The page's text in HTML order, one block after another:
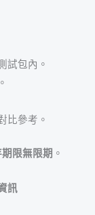
試包內。
比參考。
限無限期 。
訊